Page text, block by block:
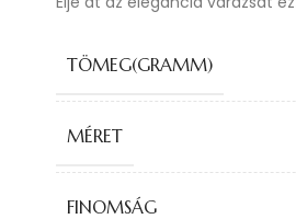
TÖMEG(GRAMM)
MÉRET
FINOMSÁG